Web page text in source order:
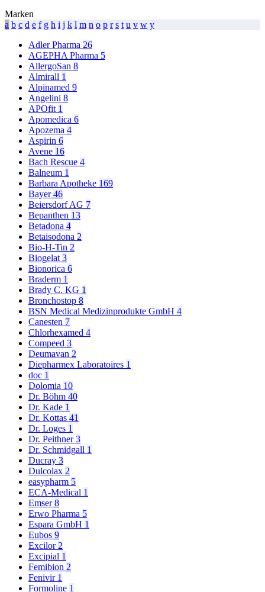
Marken
a b c d e f g h i j k l m n o p r s t u v w y
Adler Pharma 26
AGEPHA Pharma 5
AllergoSan 8
Almirall 1
Alpinamed 9
Angelini 8
APOfit 1
Apomedica 6
Apozema 4
Aspirin 6
Avene 16
Bach Rescue 4
Balneum 1
Barbara Apotheke 169
Bayer46
Beiersdorf AG 7
Bepanthen 13
Betadona 4
Betaisodona 2
Bio-H-Tin 2
Biogelat3
Bionorica 6
Braderm 1
Brady C. KG 1
Bronchostop 8
BSN Medical Medizinprodukte GmbH 4
Canesten 7
Chlorhexamed 4
Compeed 3
Deumavan 2
Diepharmex Laboratoires 1
doc 1
Dolomia 10
Dr. Böhm 40
Dr. Kade 1
Dr. Kottas 41
Dr. Loges 1
Dr. Peithner3
Dr. Schmidgall 1
Ducray 3
Dulcolax 2
easypharm 5
ECA-Medical 1
Emser8
Erwo Pharma 5
Espara GmbH 1
Eubos 9
Excilor2
Excipial 1
Femibion 2
Fenivir 1
Formoline 1